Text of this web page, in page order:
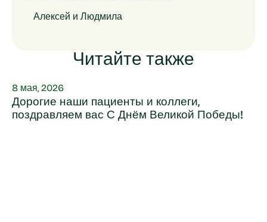
Алексей и Людмила
Читайте также
8 мая, 2026
Дорогие наши пациенты и коллеги,
поздравляем вас С Днём Великой Победы!